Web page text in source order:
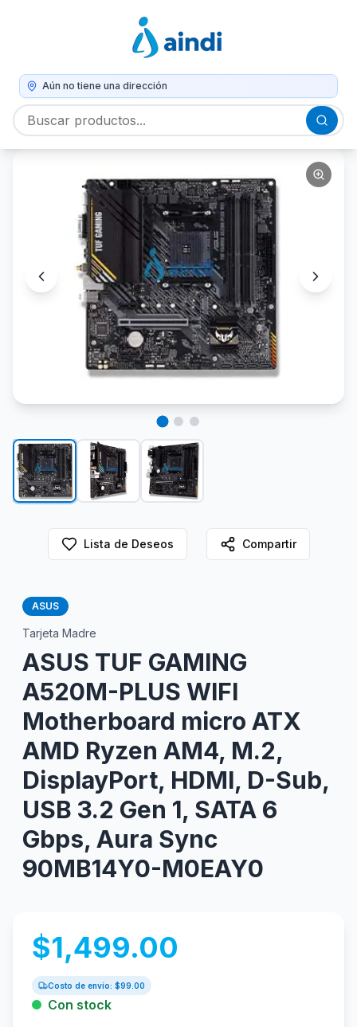
Aún no tiene una dirección
Lista de Deseos Compartir
ASUS
Tarjeta Madre
ASUS TUF GAMING
A520M-PLUS WIFI
Motherboard micro ATX
AMD Ryzen AM4, M.2,
DisplayPort, HDMI, D-Sub,
USB 3.2 Gen 1, SATA 6
Gbps, Aura Sync
90MB14Y0-M0EAY0
$1,499.00
Costo de envío: $99.00
Con stock